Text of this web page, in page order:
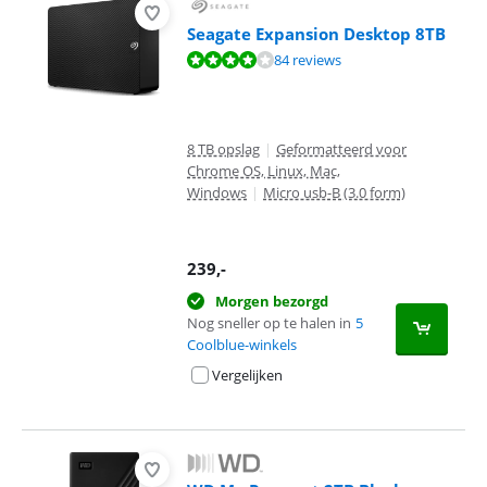
Seagate Expansion Desktop 8TB
Beoordeling is 8,3 van de 10, gebaseerd op 84 reviews.
84 reviews
8 TB opslag | Geformatteerd voor
Chrome OS, Linux, Mac,
Windows | Micro usb-B (3.0 form)
239,-
Morgen bezorgd
Nog sneller op te halen in 5
Coolblue-winkels
Vergelijken